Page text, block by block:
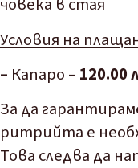
Условия на
– Капаро – 120.00
За да
ритрийта е
Това следва да